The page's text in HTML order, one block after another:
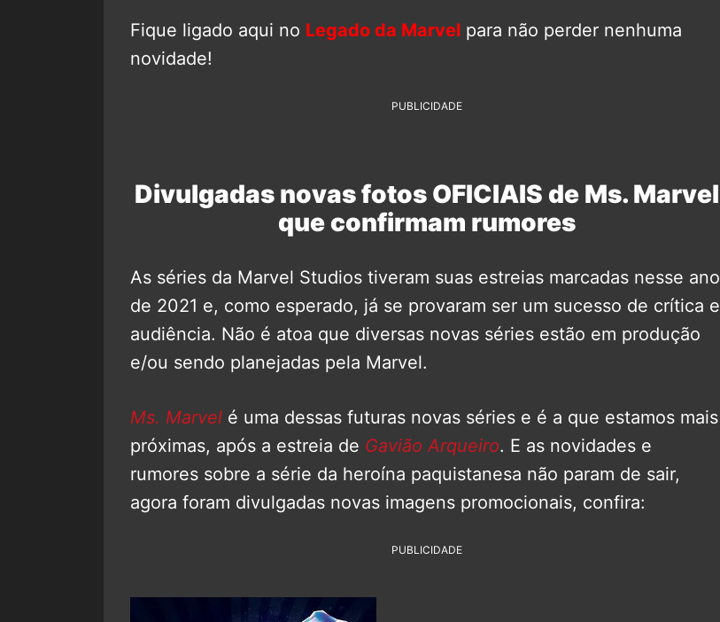
Fique ligado aqui no Legado da Marvel para não perder nenhuma
novidade!
PUBLICIDADE
Divulgadas novas fotos OFICIAIS de Ms. Marvel
que confirmam rumores
As séries da Marvel Studios tiveram suas estreias marcadas nesse ano
de 2021 e, como esperado, já se provaram ser um sucesso de crítica e
audiência. Não é atoa que diversas novas séries estão em produção
e/ou sendo planejadas pela Marvel.
Ms. Marvel é uma dessas futuras novas séries e é a que estamos mais
próximas, após a estreia de Gavião Arqueiro. E as novidades e
rumores sobre a série da heroína paquistanesa não param de sair,
agora foram divulgadas novas imagens promocionais, confira:
PUBLICIDADE